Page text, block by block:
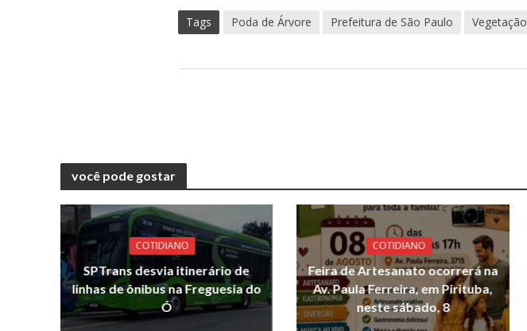
Tags Poda de Árvore Prefeitura de São Paulo Vegetação
você pode gostar
COTIDIANO
SPTrans desvia itinerário de
linhas de ônibus na Freguesia do
Ó
COTIDIANO
Feira de Artesanato ocorrerá na
Av. Paula Ferreira, em Pirituba,
neste sábado, 8